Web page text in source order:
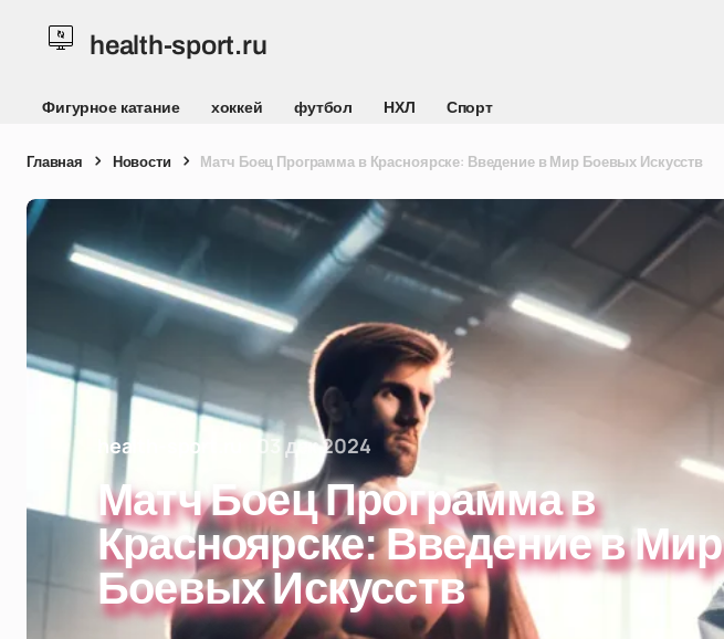
health-sport.ru
Фигурное катание хоккей футбол НХЛ Спорт
Главная Новости Матч Боец Программа в Красноярске: Введение в Мир Боевых Искусств
health-sport.ru 03 дек 2024
Матч Боец Программа в
Красноярске: Введение в Мир
Боевых Искусств